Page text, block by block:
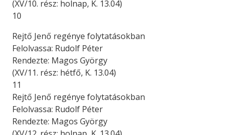
(XV/10. rész: holnap, K. 13.04)
10
Rejtő Jenő regénye folytatásokban
Felolvassa: Rudolf Péter
Rendezte: Magos György
(XV/11. rész: hétfő, K. 13.04)
11
Rejtő Jenő regénye folytatásokban
Felolvassa: Rudolf Péter
Rendezte: Magos György